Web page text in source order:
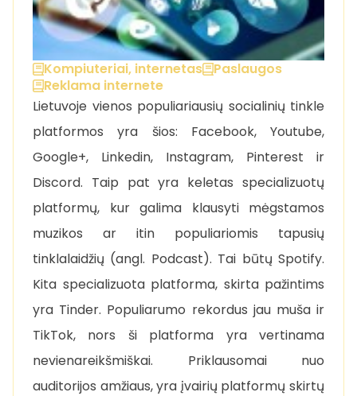
Kompiuteriai, internetas
Paslaugos
Reklama internete
Lietuvoje vienos populiariausių socialinių tinkle
platformos yra šios: Facebook, Youtube,
Google+, Linkedin, Instagram, Pinterest ir
Discord. Taip pat yra keletas specializuotų
platformų, kur galima klausyti mėgstamos
muzikos ar itin populiariomis tapusių
tinklalaidžių (angl. Podcast). Tai būtų Spotify.
Kita specializuota platforma, skirta pažintims
yra Tinder. Populiarumo rekordus jau muša ir
TikTok, nors ši platforma yra vertinama
nevienareikšmiškai. Priklausomai nuo
auditorijos amžiaus, yra įvairių platformų skirtų